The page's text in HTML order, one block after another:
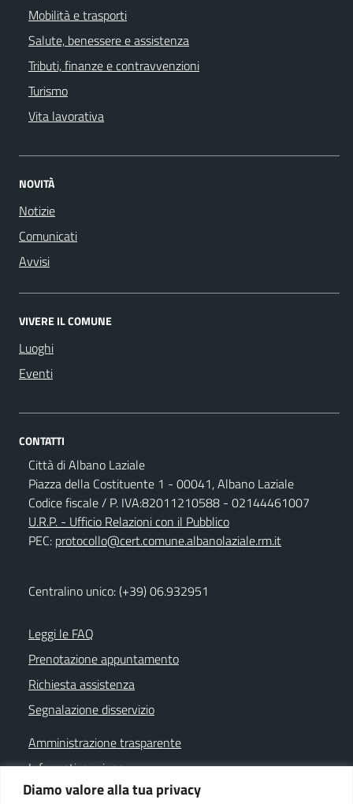
Diamo valore alla tua privacy
Mobilità e trasporti
Salute, benessere e assistenza
Tributi, finanze e contravvenzioni
Turismo
Vita lavorativa
NOVITÀ
Notizie
Comunicati
Avvisi
VIVERE IL COMUNE
Luoghi
Eventi
CONTATTI
Città di Albano Laziale
Piazza della Costituente 1 - 00041, Albano Laziale
Codice fiscale / P. IVA:82011210588 - 02144461007
U.R.P. - Ufficio Relazioni con il Pubblico
PEC: protocollo@cert.comune.albanolaziale.rm.it
Centralino unico: (+39) 06.932951
Leggi le FAQ
Prenotazione appuntamento
Richiesta assistenza
Segnalazione disservizio
Amministrazione trasparente
Informativa privacy
Note legali